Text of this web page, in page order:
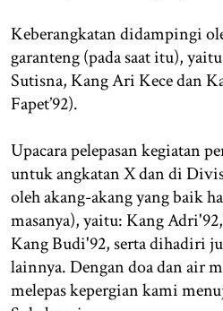
Keberangkatan didampingi
garanteng (pada saat itu),
Sutisna, Kang Ari Kece dan
Fapet’92).
Upacara pelepasan kegiatan
untuk angkatan X dan di
oleh akang-akang yang baik
masanya), yaitu: Kang
Kang Budi'92, serta dihadiri
lainnya. Dengan doa dan air
melepas kepergian kami